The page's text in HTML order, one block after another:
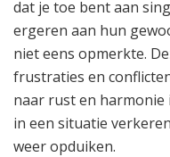
dat je toe bent aan
ergeren aan hun
niet eens opmerkte.
frustraties en
naar rust en harmonie
in een situatie
weer opduiken.